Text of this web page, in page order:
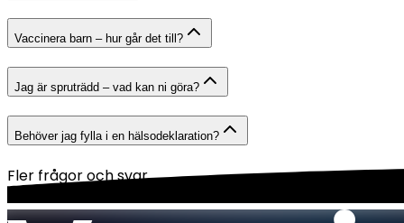
Vaccinera barn – hur går det till?
Jag är spruträdd – vad kan ni göra?
Behöver jag fylla i en hälsodeklaration?
Fler frågor och svar